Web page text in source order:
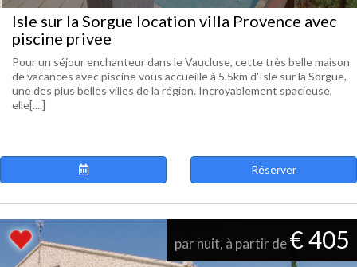
Isle sur la Sorgue location villa Provence avec
piscine privee
Pour un séjour enchanteur dans le Vaucluse, cette très belle maison
de vacances avec piscine vous accueille à 5.5km d'Isle sur la Sorgue,
une des plus belles villes de la région. Incroyablement spacieuse,
elle[....]
Réserver
par nuit, à partir de€ 405